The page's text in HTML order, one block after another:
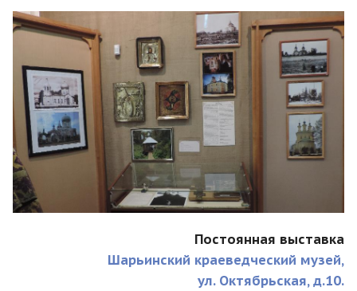
Постоянная выставка
Шарьинский краеведческий музей,
ул. Октябрьская, д.10.